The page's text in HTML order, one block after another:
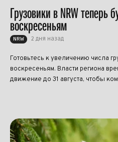
Грузовики в NRW теперь
воскресеньям
NRW 2 дня назад
Готовьтесь к увеличению числа
воскресеньям. Власти региона
движение до 31 августа, чтобы